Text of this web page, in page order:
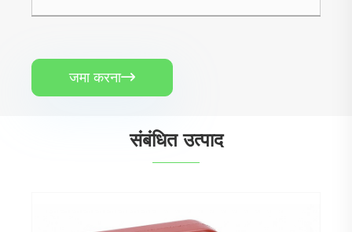
जमा करना
संबंधित उत्पाद